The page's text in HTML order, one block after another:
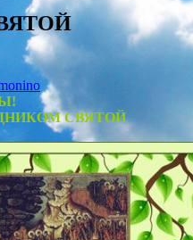
СВЯТОЙ